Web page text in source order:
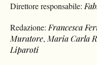
Direttore responsabile:
Redazione: Francesca
Muratore, Maria Carla
Liparoti